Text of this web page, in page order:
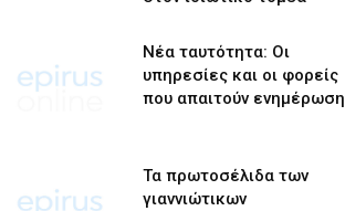
Νέα ταυτότητα: Οι
υπηρεσίες και οι φορείς
που απαιτούν ενημέρωση
Τα πρωτοσέλιδα των
γιαννιώτικων